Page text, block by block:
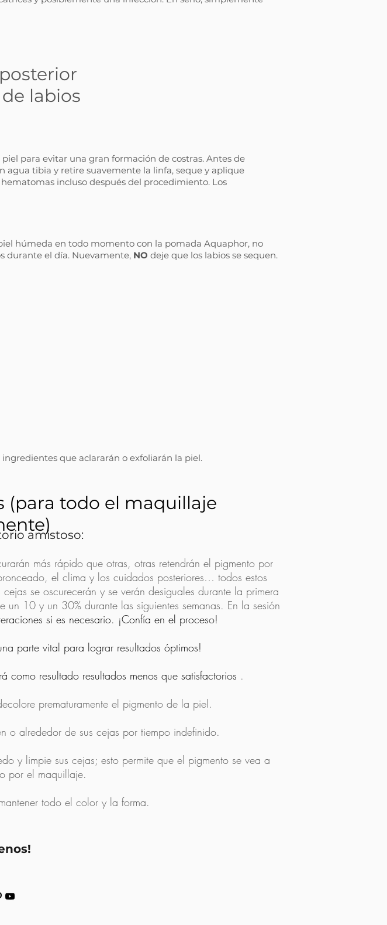
labios
para evitar una gran formación de costras. Antes de
agua tibia y retire suavemente la linfa, seque y aplique
incluso después del procedimiento. Los
húmeda en todo momento con la pomada Aquaphor, no
durante el día. Nuevamente, NO deje que los labios se sequen.
que aclararán o exfoliarán la piel.
(para todo el maquillaje
amistoso:
más rápido que otras, otras retendrán el pigmento por
el clima y los cuidados posteriores… todos estos
se oscurecerán y se verán desiguales durante la primera
10 y un 30% durante las siguientes semanas. En la sesión
si es necesario. ¡Confía en el proceso!
parte vital para lograr resultados óptimos!
resultado resultados menos que satisfactorios .
prematuramente el pigmento de la piel.
o alrededor de sus cejas por tiempo indefinido.
y limpie sus cejas; esto permite que el pigmento se vea a
por el maquillaje.
todo el color y la forma.